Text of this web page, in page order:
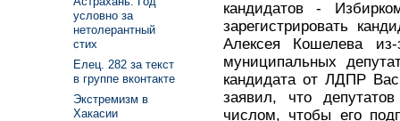
кандидатов -
зарегистрировать
Алексея Кошелева
муниципальных
кандидата от ЛДПР
заявил, что
числом, чтобы его
условно за
нетолерантный
стих
Елец. 282 за текст
в группе вконтакте
Экстремизм в
Хакасии